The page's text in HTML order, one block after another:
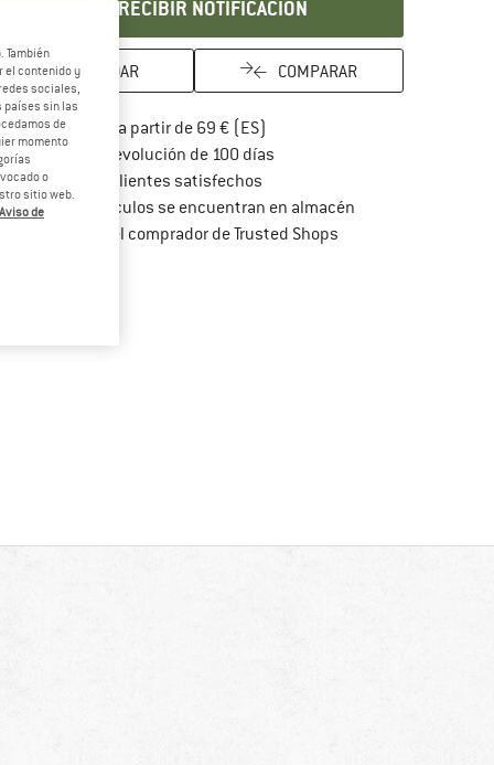
RECIBIR NOTIFICACIÓN
GUARDAR COMPARAR
Porte pagado a partir de 69 € (ES)
Derecho de devolución de 100 díasvaya a la política de
> 4 000 000 clientes satisfechos
Todos los artículos se encuentran en almacén
Protección del comprador de Trusted Shops¡toda la información
el contenido y
sociales,
países sin las
de
momento
o
sitio web.
Aviso de